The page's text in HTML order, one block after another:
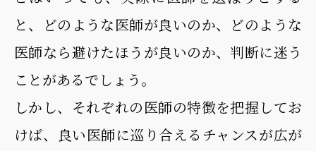
と、どのような医師が良いのか、どのような
医師なら避けたほうが良いのか、判断に迷う
ことがあるでしょう。
しかし、それぞれの医師の特徴を把握してお
けば、良い医師に巡り合えるチャンスが広が